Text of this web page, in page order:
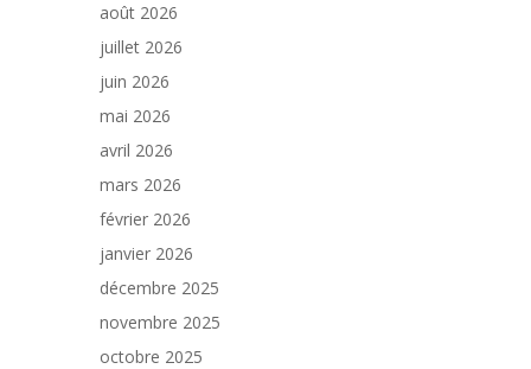
août 2026
juillet 2026
juin 2026
mai 2026
avril 2026
mars 2026
février 2026
janvier 2026
décembre 2025
novembre 2025
octobre 2025